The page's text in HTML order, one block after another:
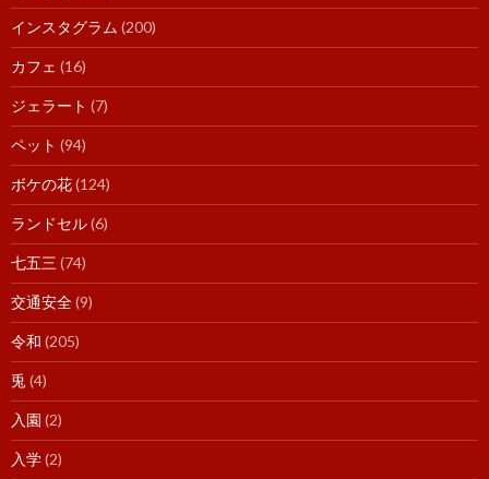
インスタグラム (200)
カフェ (16)
ジェラート (7)
ペット (94)
ボケの花(124)
ランドセル(6)
七五三 (74)
交通安全(9)
令和 (205)
兎 (4)
入園 (2)
入学(2)